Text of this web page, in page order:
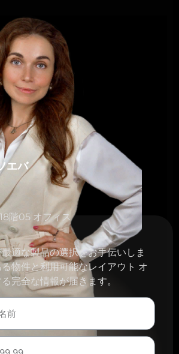
緒に
適な製品の選択をお手伝いしま
物件と利用可能なレイアウト オ
完全な情報が届きます。
エバ
階05 オフィス